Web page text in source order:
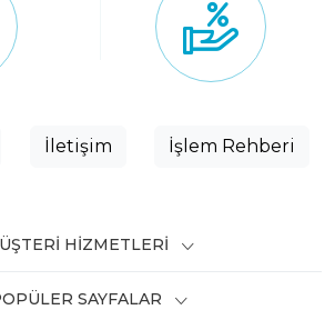
İletişim İşlem Rehberi
HIZMETLERI
SAYFALAR